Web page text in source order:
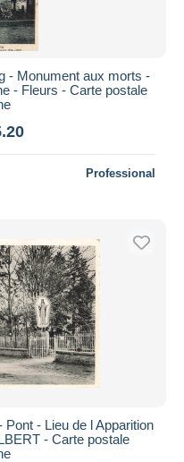
- Monument aux morts -
- Fleurs - Carte postale
Professional
- Lieu de l Apparition
- Carte postale